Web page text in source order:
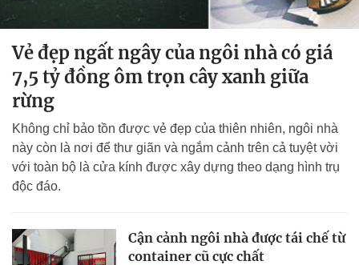
Vẻ đẹp ngất ngây của ngôi nhà có giá
7,5 tỷ đồng ôm trọn cây xanh giữa
rừng
Không chỉ bảo tồn được vẻ đẹp của thiên nhiên, ngôi nhà
này còn là nơi để thư giãn và ngắm cảnh trên cả tuyệt vời
với toàn bộ là cửa kính được xây dựng theo dạng hình trụ
độc đáo.
Cận cảnh ngôi nhà được tái chế từ
container cũ cực chất